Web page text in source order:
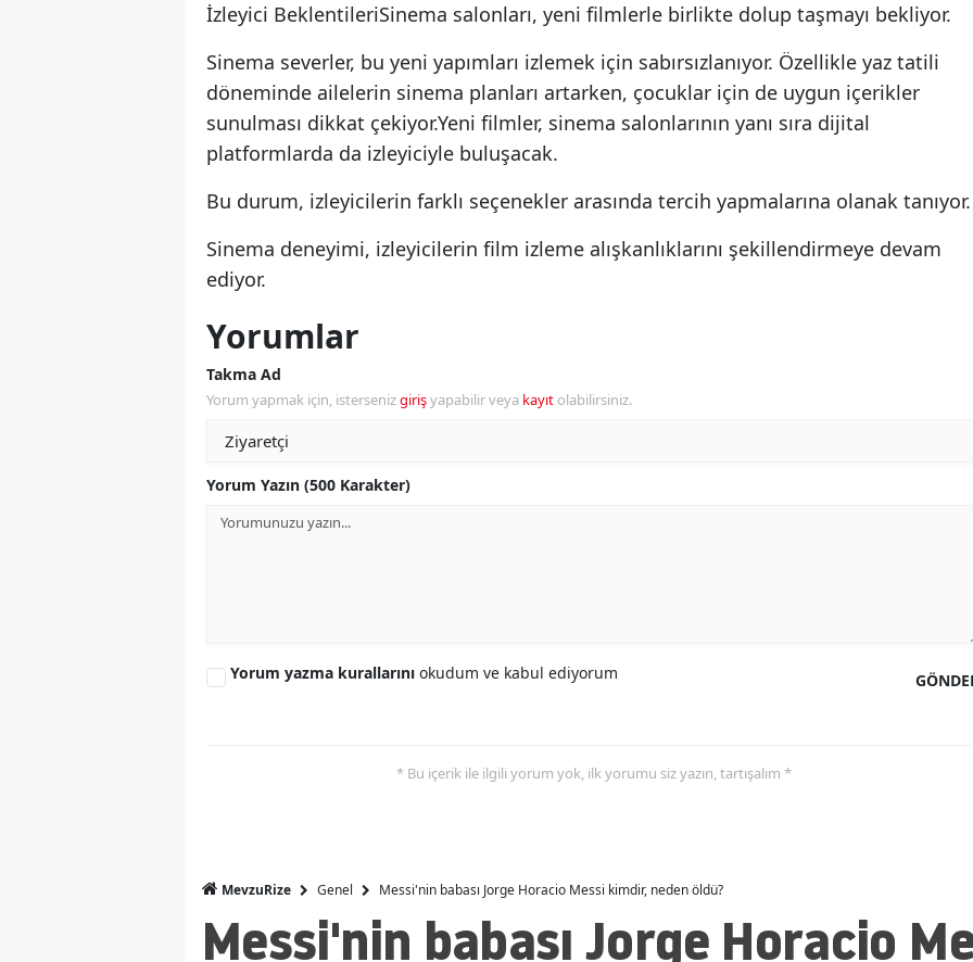
İzleyici BeklentileriSinema salonları, yeni filmlerle birlikte dolup taşmayı bekliyor.
Sinema severler, bu yeni yapımları izlemek için sabırsızlanıyor. Özellikle yaz tatili
döneminde ailelerin sinema planları artarken, çocuklar için de uygun içerikler
sunulması dikkat çekiyor.Yeni filmler, sinema salonlarının yanı sıra dijital
platformlarda da izleyiciyle buluşacak.
Bu durum, izleyicilerin farklı seçenekler arasında tercih yapmalarına olanak tanıyor.
Sinema deneyimi, izleyicilerin film izleme alışkanlıklarını şekillendirmeye devam
ediyor.
Yorumlar
Takma Ad
Yorum yapmak için, istersenizgirişyapabilir veya kayıt olabilirsiniz.
Yorum Yazın (500 Karakter)
Yorum yazma kurallarını okudum ve kabul ediyorum
* Bu içerik ile ilgili yorum yok, ilk yorumu siz yazın, tartışalım *
MevzuRize Genel Messi'nin babası Jorge Horacio Messi kimdir, neden öldü?
Messi'nin babası Jorge Horacio